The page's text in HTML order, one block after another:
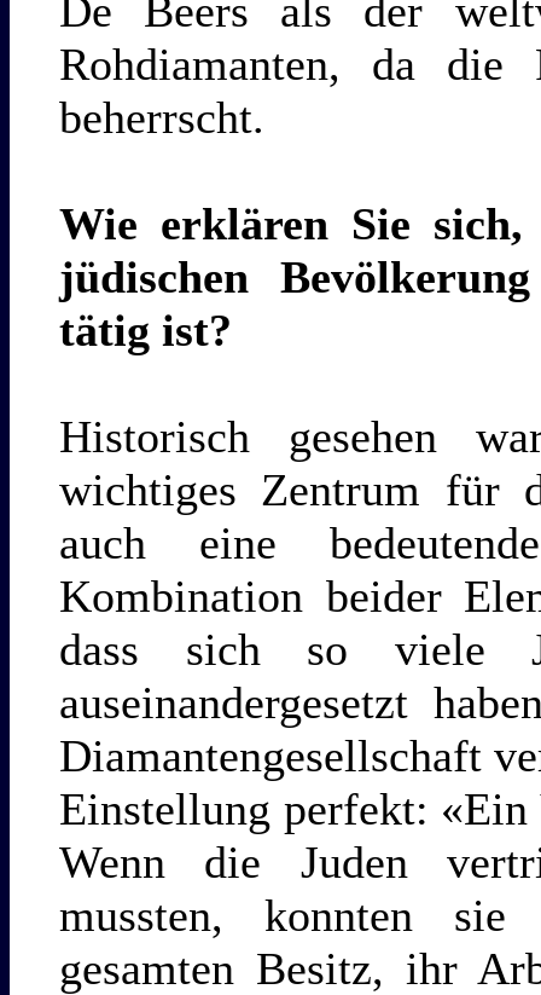
De Beers als der
Rohdiamanten, da
beherrscht.
Wie erklären Sie
jüdischen
tätig ist?
Historisch gesehen
wichtiges Zentrum für
auch eine
Kombination beider
dass sich so viele
auseinandergesetzt
Diamantengesellschaft
Einstellung perfekt: «Ein
Wenn die Juden
mussten, konnten
gesamten Besitz, ihr